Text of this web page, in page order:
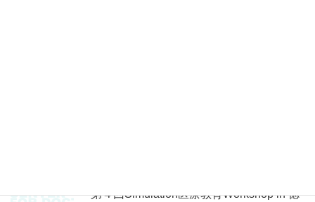
「第４回Simulation医療教育Workshop in 徳